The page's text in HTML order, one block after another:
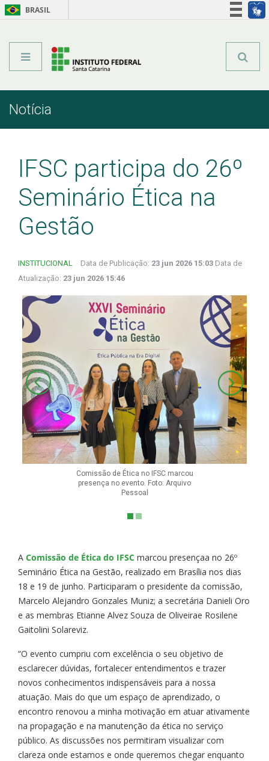
BRASIL
NotíciaInício
IFSC participa do 26º
Seminário Ética na
Gestão
INSTITUCIONAL Data de Publicação: 23 jun 2026 15:03 Data de
Atualização: 23 jun 2026 15:46
Comissão de Ética no IFSC marcou
presença no evento. Foto: Arquivo
Pessoal
A Comissão de Ética do IFSC marcou presençaa no 26º
Seminário Ética na Gestão, realizado em Brasília nos dias
18 e 19 de junho. Participaram o presidente da comissão,
Marcelo Alejandro Gonzales Muniz; a secretária Danieli Oro
e as membras Etianne Alvez Souza de Oliveirae Rosilene
Gaitolini Solareviz.
“O evento cumpriu com excelência o seu objetivo de
esclarecer dúvidas, fortalecer entendimentos e trazer
novos conhecimentos indispensáveis para a nossa
atuação. Mais do que um espaço de aprendizado, o
encontro renovou a minha motivação em atuar ativamente
na propagação e na manutenção da ética no serviço
público. As discussões nos permitiram visualizar com
clareza onde estamos e onde queremos chegar enquanto